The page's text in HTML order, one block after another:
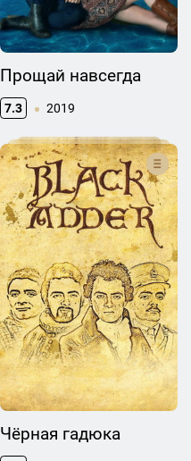
Прощай навсегда
7.3 2019
Чёрная гадюка